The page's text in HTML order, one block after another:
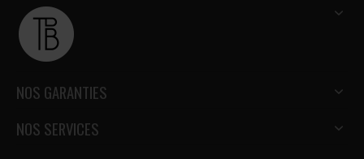
NOS GARANTIES
NOS SERVICES